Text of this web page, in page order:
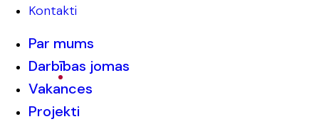
Kontakti
Par mums
Darbības jomas
Vakances
Projekti